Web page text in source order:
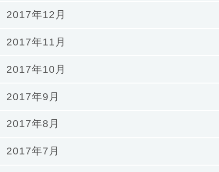
2017年12月
2017年11月
2017年10月
2017年9月
2017年8月
2017年7月